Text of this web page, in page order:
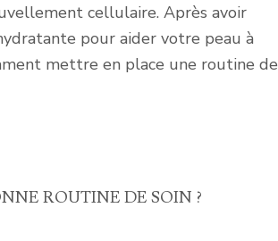
cellulaire. Après avoir
pour aider votre peau à
mettre en place une routine de
ROUTINE DE SOIN ?